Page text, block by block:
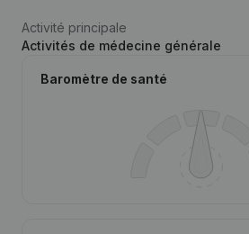
Activité principale
Activités de médecine générale
Baromètre de santé